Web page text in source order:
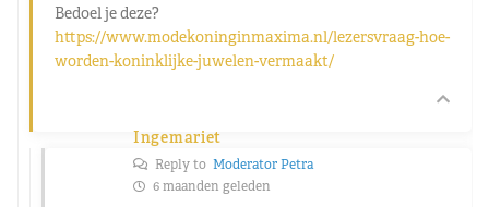
Bedoel je deze?
https://www.modekoninginmaxima.nl/lezersvraag-hoe-
worden-koninklijke-juwelen-vermaakt/
Ingemariet
Reply to Moderator Petra
6 maanden geleden